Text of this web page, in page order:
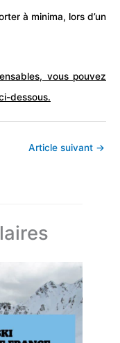
à minima, lors d’un
vous pouvez
dessous.
Article suivant →